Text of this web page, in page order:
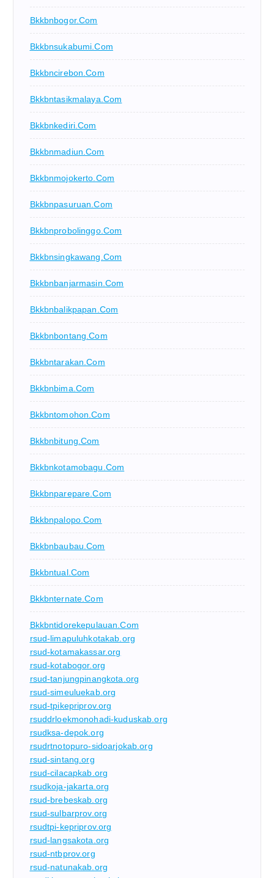
Bkkbnbogor.com
Bkkbnsukabumi.com
Bkkbncirebon.com
Bkkbntasikmalaya.com
Bkkbnkediri.com
Bkkbnmadiun.com
Bkkbnmojokerto.com
Bkkbnpasuruan.com
Bkkbnprobolinggo.com
Bkkbnsingkawang.com
Bkkbnbanjarmasin.com
Bkkbnbalikpapan.com
Bkkbnbontang.com
Bkkbntarakan.com
Bkkbnbima.com
Bkkbntomohon.com
Bkkbnbitung.com
Bkkbnkotamobagu.com
Bkkbnparepare.com
Bkkbnpalopo.com
Bkkbnbaubau.com
Bkkbntual.com
Bkkbnternate.com
Bkkbntidorekepulauan.com
rsud-limapuluhkotakab.org
rsud-kotamakassar.org
rsud-kotabogor.org
rsud-tanjungpinangkota.org
rsud-simeuluekab.org
rsud-tpikepriprov.org
rsuddrloekmonohadi-kuduskab.org
rsudksa-depok.org
rsudrtnotopuro-sidoarjokab.org
rsud-sintang.org
rsud-cilacapkab.org
rsudkoja-jakarta.org
rsud-brebeskab.org
rsud-sulbarprov.org
rsudtpi-kepriprov.org
rsud-langsakota.org
rsud-ntbprov.org
rsud-natunakab.org